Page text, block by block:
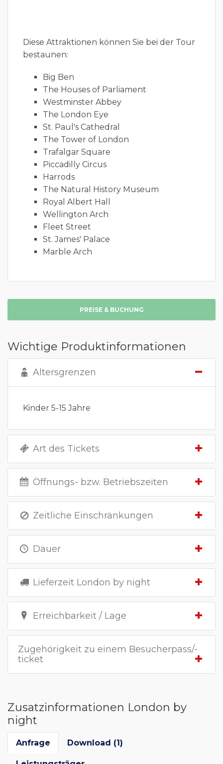
Diese Attraktionen können Sie bei der Tour
bestaunen:
Big Ben
The Houses of Parliament
Westminster Abbey
The London Eye
St. Paul's Cathedral
The Tower of London
Trafalgar Square
Piccadilly Circus
Harrods
The Natural History Museum
Royal Albert Hall
Wellington Arch
Fleet Street
St. James' Palace
Marble Arch
PREISE & BUCHUNG
Wichtige Produktinformationen
Altersgrenzen
Kinder 5-15 Jahre
Art des Tickets
Öffnungs- bzw. Betriebszeiten
Zeitliche Einschränkungen
Dauer
Lieferzeit London by night
Erreichbarkeit / Lage
Zugehörigkeit zu einem Besucherpass/-
ticket
Zusatzinformationen London by
night
Anfrage Download (1)